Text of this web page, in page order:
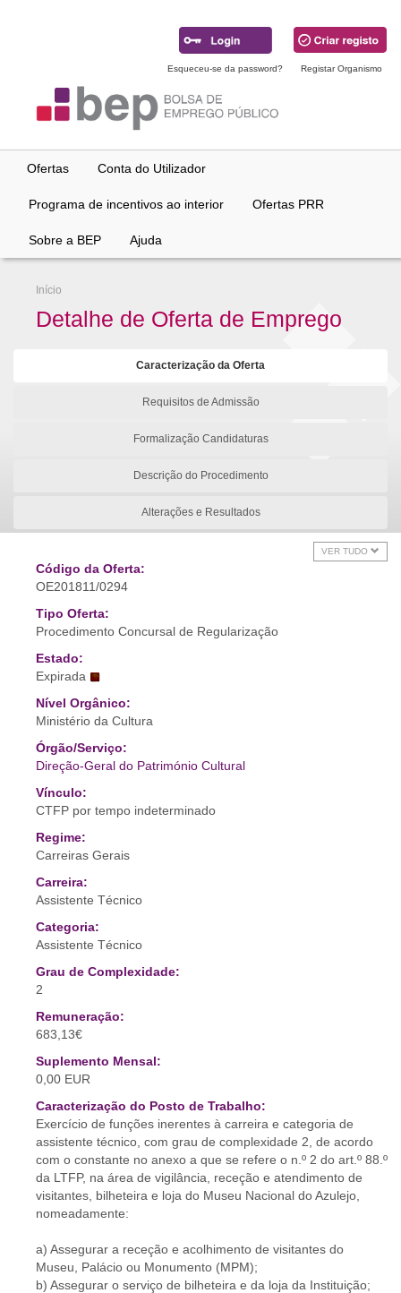
Esqueceu-se da password? Registar Organismo
Ofertas Conta do Utilizador
Programa de incentivos ao interior Ofertas PRR
Sobre a BEP Ajuda
Início
Detalhe de Oferta de Emprego
Caracterização da Oferta
Requisitos de Admissão
Formalização Candidaturas
Descrição do Procedimento
Alterações e Resultados
VER TUDO
Código da Oferta:
OE201811/0294
Tipo Oferta:
Procedimento Concursal de Regularização
Estado:
Expirada
Nível Orgânico:
Ministério da Cultura
Órgão/Serviço:
Direção-Geral do Património Cultural
Vínculo:
CTFP por tempo indeterminado
Regime:
Carreiras Gerais
Carreira:
Assistente Técnico
Categoria:
Assistente Técnico
Grau de Complexidade:
2
Remuneração:
683,13€
Suplemento Mensal:
0,00 EUR
Caracterização do Posto de Trabalho:
Exercício de funções inerentes à carreira e categoria de
assistente técnico, com grau de complexidade 2, de acordo
com o constante no anexo a que se refere o n.º 2 do art.º 88.º
da LTFP, na área de vigilância, receção e atendimento de
visitantes, bilheteira e loja do Museu Nacional do Azulejo,
nomeadamente:
a) Assegurar a receção e acolhimento de visitantes do
Museu, Palácio ou Monumento (MPM);
b) Assegurar o serviço de bilheteira e da loja da Instituição;